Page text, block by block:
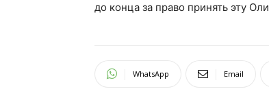
до конца за право принять эту
WhatsApp Email